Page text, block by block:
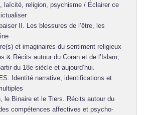
laïcité, religion, psychisme / Éclairer ce
II. Les blessures de l’être, les
et imaginaires du sentiment religieux
& Récits autour du Coran et de l’Islam,
du 18e siècle et aujourd’hui.
Identité narrative, identifications et
le Binaire et le Tiers. Récits autour du
compétences affectives et psycho-